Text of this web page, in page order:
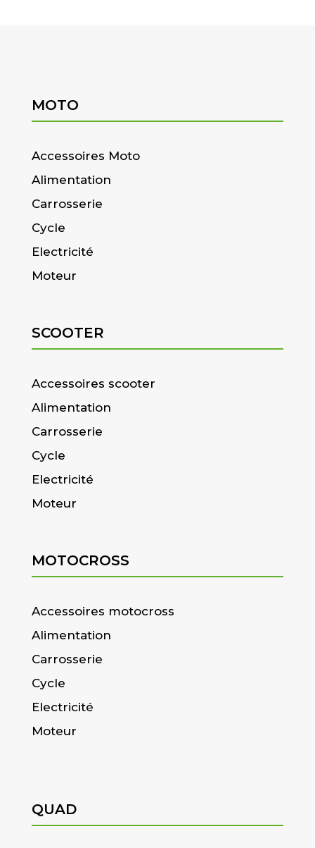
MOTO
Accessoires Moto
Alimentation
Carrosserie
Cycle
Electricité
Moteur
SCOOTER
Accessoires scooter
Alimentation
Carrosserie
Cycle
Electricité
Moteur
MOTOCROSS
Accessoires motocross
Alimentation
Carrosserie
Cycle
Electricité
Moteur
QUAD